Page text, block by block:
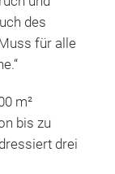
des
für alle
m²
bis zu
drei